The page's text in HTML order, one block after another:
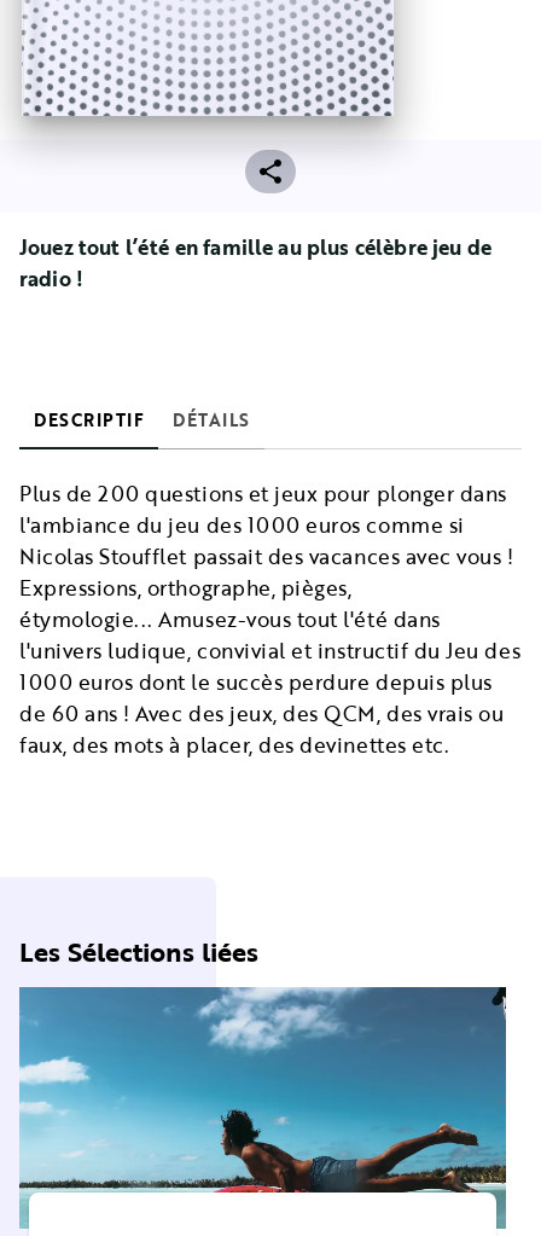
Jouez tout l’été en famille au plus célèbre jeu de
radio !
DESCRIPTIF DÉTAILS
Plus de 200 questions et jeux pour plonger dans
l'ambiance du jeu des 1000 euros comme si
Nicolas Stoufflet passait des vacances avec vous !
Expressions, orthographe, pièges,
étymologie... Amusez-vous tout l'été dans
l'univers ludique, convivial et instructif du Jeu des
1000 euros dont le succès perdure depuis plus
de 60 ans ! Avec des jeux, des QCM, des vrais ou
faux, des mots à placer, des devinettes etc.
Les Sélections liées